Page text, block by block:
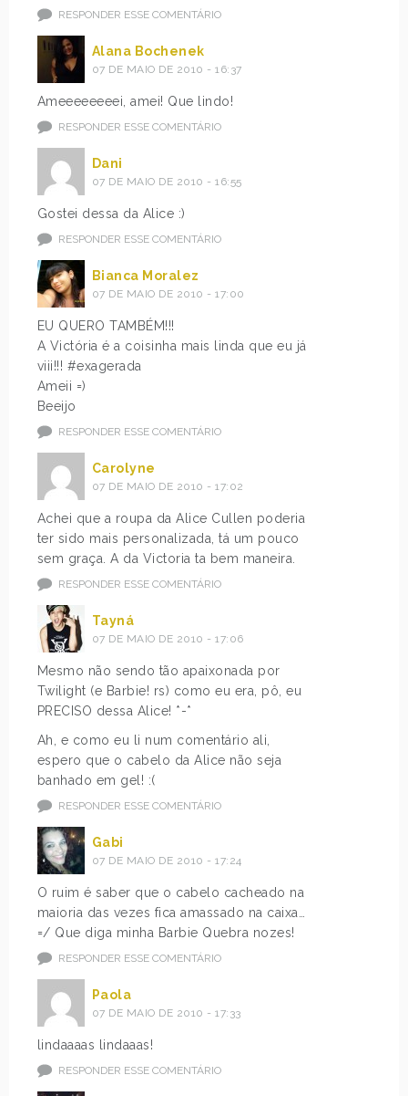
RESPONDER ESSE COMENTÁRIO
Alana Bochenek
07 DE MAIO DE 2010 - 16:37
Ameeeeeeeei, amei! Que lindo!
RESPONDER ESSE COMENTÁRIO
Dani
07 DE MAIO DE 2010 - 16:55
Gostei dessa da Alice :)
RESPONDER ESSE COMENTÁRIO
Bianca Moralez
07 DE MAIO DE 2010 - 17:00
EU QUERO TAMBÉM!!!
A Victória é a coisinha mais linda que eu já
viii!!! #exagerada
Ameii =)
Beeijo
RESPONDER ESSE COMENTÁRIO
Carolyne
07 DE MAIO DE 2010 - 17:02
Achei que a roupa da Alice Cullen poderia
ter sido mais personalizada, tá um pouco
sem graça. A da Victoria ta bem maneira.
RESPONDER ESSE COMENTÁRIO
Tayná
07 DE MAIO DE 2010 - 17:06
Mesmo não sendo tão apaixonada por
Twilight (e Barbie! rs) como eu era, pô, eu
PRECISO dessa Alice! *-*
Ah, e como eu li num comentário ali,
espero que o cabelo da Alice não seja
banhado em gel! :(
RESPONDER ESSE COMENTÁRIO
Gabi
07 DE MAIO DE 2010 - 17:24
O ruim é saber que o cabelo cacheado na
maioria das vezes fica amassado na caixa…
=/ Que diga minha Barbie Quebra nozes!
RESPONDER ESSE COMENTÁRIO
Paola
07 DE MAIO DE 2010 - 17:33
lindaaaas lindaaas!
RESPONDER ESSE COMENTÁRIO